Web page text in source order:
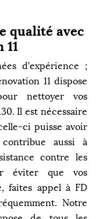
qualité avec
11
d’expérience ;
11 dispose
nettoyer vos
Il est nécessaire
ci puisse avoir
aussi à
contre les
éviter que vos
faites appel à FD
Notre